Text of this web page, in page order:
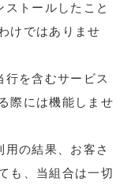
ストールしたこと
けではありませ
行を含むサービス
際には機能しませ
用の結果、お客さ
も、当組合は一切